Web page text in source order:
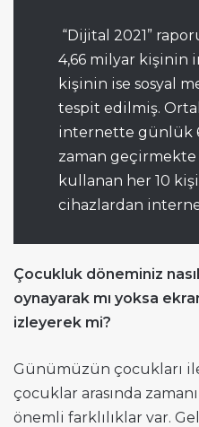
“Dijital 2021”
4,66 milyar kişinin
kişinin ise sosyal
tespit edilmiş.
internette günlük
zaman
kullanan her 10
cihazlardan
Çocukluk döneminiz
oynayarak mı yoksa
izleyerek mi?
Günümüzün çocukları
çocuklar arasında
önemli farklılıklar var.